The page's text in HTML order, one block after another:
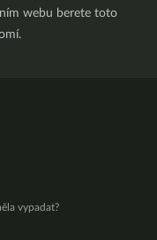
webu berete toto
vypadat?